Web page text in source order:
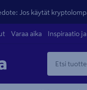
Jos käytät
Varaa aika Inspiraatio